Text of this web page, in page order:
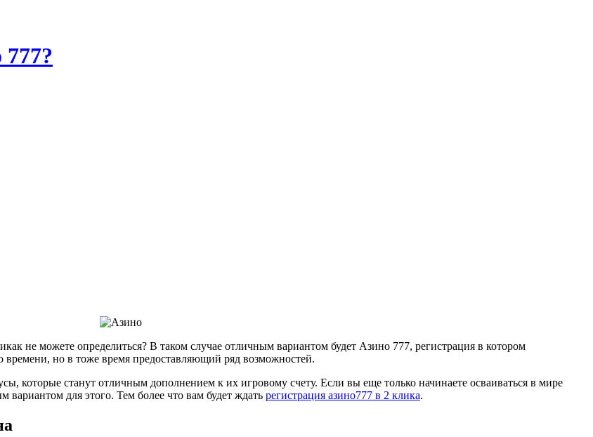
не можете определиться? В таком случае отличным вариантом будет Азино 777, регистрация в котором
но в тоже время предоставляющий ряд возможностей.
которые станут отличным дополнением к их игровому счету. Если вы еще только начинаете осваиваться в мире
вариантом для этого. Тем более что вам будет ждать регистрация азино777 в 2 клика.